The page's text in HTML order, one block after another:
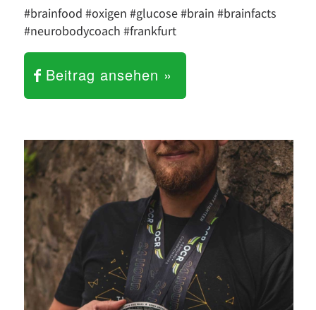
#brainfood #oxigen #glucose #brain #brainfacts
#neurobodycoach #frankfurt
Beitrag ansehen »